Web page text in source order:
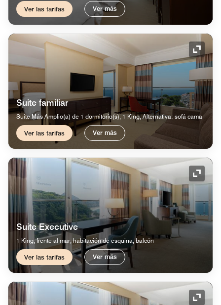
Ver las tarifas Ver más
Icono
Suite familiar
Suite Más Amplio(a) de 1 dormitorio(s), 1 King, Alternativa: sofá cama
Ver las tarifas Ver más
Icono
Suite Executive
1 King, frente al mar, habitación de esquina, balcón
Ver las tarifas Ver más
Icono